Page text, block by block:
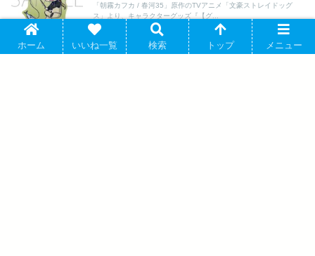
「朝霧カフカ / 春河35」原作のTVアニメ「文豪ストレイドッグ
ス」より、キャラクターグッズ『【グ...
ホーム いいね一覧 検索 トップ メニュー